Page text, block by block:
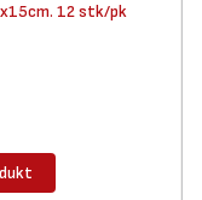
12 stk/pk